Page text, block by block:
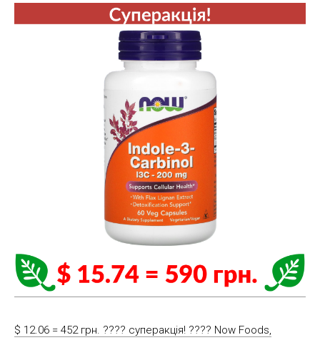
$ 12.06 = 452 грн. ???? cуперакція! ???? Now Foods,